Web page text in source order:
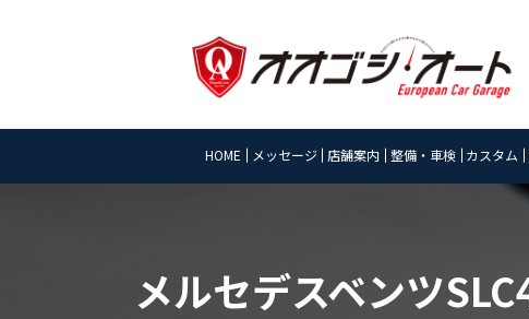
HOME メッセージ 店舗案内 整備・車検 カスタム
メルセデスベンツ